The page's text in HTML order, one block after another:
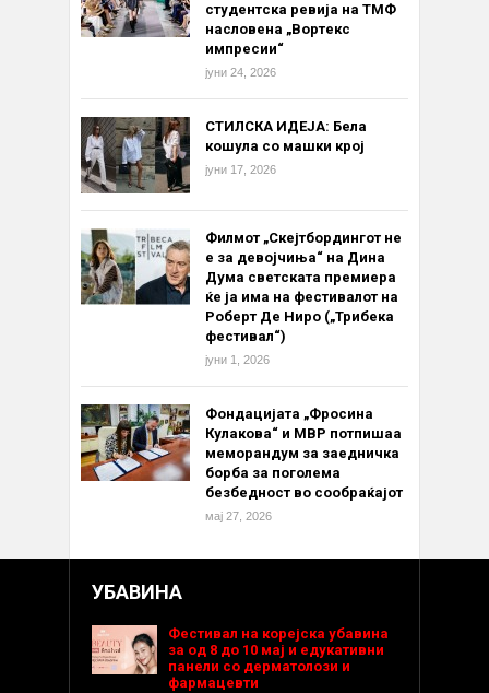
студентска ревија на ТМФ
насловена „Вортекс
импресии“
јуни 24, 2026
СТИЛСКА ИДЕЈА: Бела
кошула со машки крој
јуни 17, 2026
Филмот „Скејтбордингот не
е за девојчиња“ на Дина
Дума светската премиера
ќе ја има на фестивалот на
Роберт Де Ниро („Трибека
фестивал“)
јуни 1, 2026
Фондацијата „Фросина
Кулакова“ и МВР потпишаа
меморандум за заедничка
борба за поголема
безбедност во сообраќајот
мај 27, 2026
УБАВИНА
Фестивал на корејска убавина
за од 8 до 10 мај и едукативни
панели со дерматолози и
фармацевти